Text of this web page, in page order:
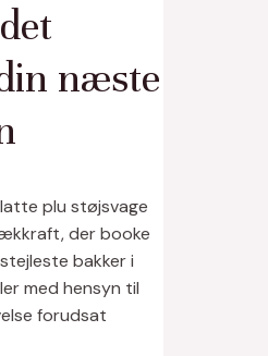
næste
plu støjsvage
der booke
bakker i
med hensyn til
forudsat